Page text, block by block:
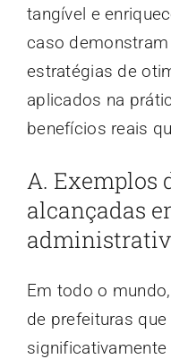
tangível e
caso
estratégias de
aplicados na
benefícios reais
A. Exemplos
alcançadas
Em todo o
de prefeituras